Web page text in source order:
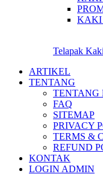
KAKI
Telapak
ARTIKEL
TENTANG
TENTANG
FAQ
SITEMAP
PRIVACY
TERMS &
REFUND
KONTAK
LOGIN ADMIN